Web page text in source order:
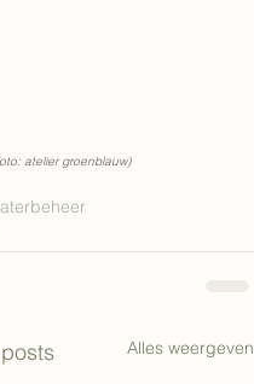
atelier groenblauw)
Alles weergeven